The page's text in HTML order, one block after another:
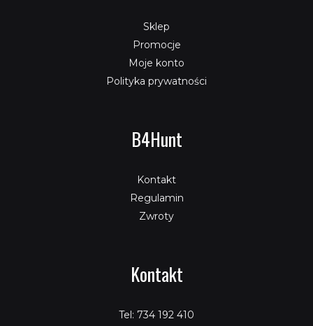
Sklep
Promocje
Moje konto
Polityka prywatności
B4Hunt
Kontakt
Regulamin
Zwroty
Kontakt
Tel: 734 192 410